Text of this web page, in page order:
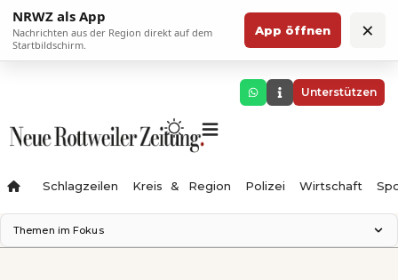
NRWZ als App
Nachrichten aus der Region direkt auf dem
Startbildschirm.
App öffnen ×
Unterstützen
Schlagzeilen Kreis & Region Polizei Wirtschaft
Themen im Fokus